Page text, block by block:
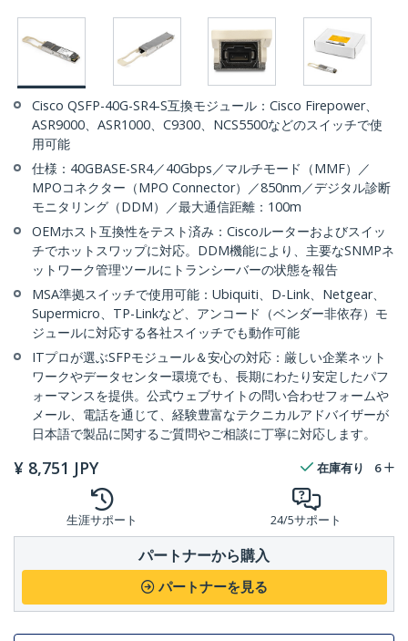
Cisco QSFP-40G-SR4-S互換モジュール：Cisco Firepower、
ASR9000、ASR1000、C9300、NCS5500などのスイッチで使
用可能
仕様：40GBASE-SR4／40Gbps／マルチモード（MMF）／
MPOコネクター（MPO Connector）／850nm／デジタル診断
モニタリング（DDM）／最大通信距離：100m
OEMホスト互換性をテスト済み：Ciscoルーターおよびスイッ
チでホットスワップに対応。DDM機能により、主要なSNMPネ
ットワーク管理ツールにトランシーバーの状態を報告
MSA準拠スイッチで使用可能：Ubiquiti、D-Link、Netgear、
Supermicro、TP-Linkなど、アンコード（ベンダー非依存）モ
ジュールに対応する各社スイッチでも動作可能
ITプロが選ぶSFPモジュール＆安心の対応：厳しい企業ネット
ワークやデータセンター環境でも、長期にわたり安定したパフ
ォーマンスを提供。公式ウェブサイトの問い合わせフォームや
メール、電話を通じて、経験豊富なテクニカルアドバイザーが
日本語で製品に関するご質問やご相談に丁寧に対応します。
¥ 8,751 JPY 在庫有り 6
生涯サポート 24/5サポート
パートナーから購入
パートナーを見る